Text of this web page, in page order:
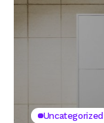
Uncategorized